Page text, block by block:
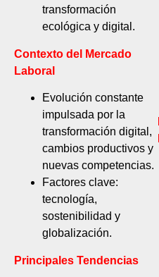
transformación
ecológica y digital.
Contexto del Mercado
Laboral
Evolución constante
impulsada por la
transformación digital,
cambios productivos y
nuevas competencias.
Factores clave:
tecnología,
sostenibilidad y
globalización.
Principales Tendencias